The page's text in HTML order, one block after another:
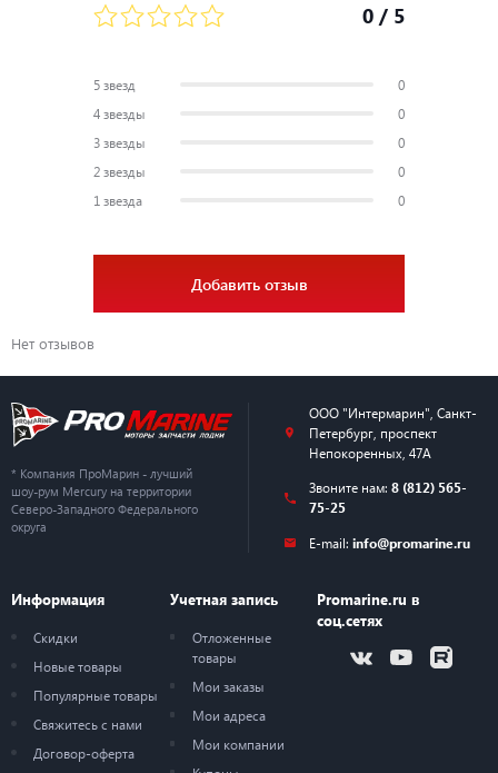
0 / 5
5 звезд
0
4 звезды
0
3 звезды
0
2 звезды
0
1 звезда
0
Добавить отзыв
Нет отзывов
* Компания ПроМарин - лучший
шоу-рум Mercury на территории
Северо-Западного Федерального
округа
ООО "Интермарин" Санкт-
Петербург, проспект
Непокоренных, 47А
Звоните нам: 8 (812) 565-
75-25
E-mail: info@promarine.ru
Информация
Скидки
Новые товары
Популярные товары
Свяжитесь с нами
Договор-оферта
Учетная запись
Отложенные
товары
Мои заказы
Мои адреса
Мои компании
Promarine.ru в
соц.сетях